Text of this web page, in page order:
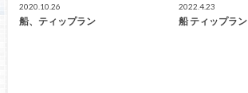
2020.10.26
船、ティップラン
2022.4.23
船 ティップラン